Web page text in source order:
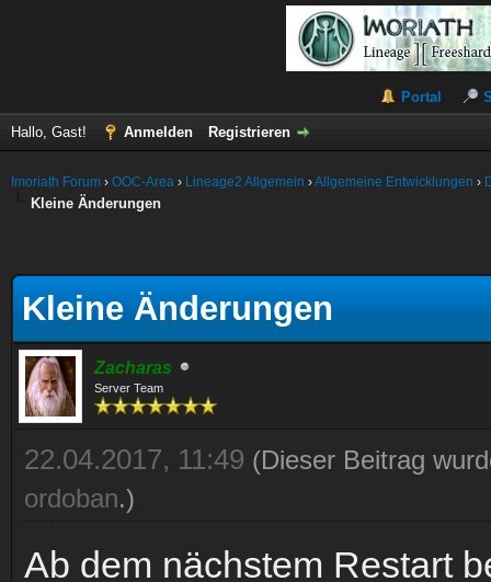
Portal
Hallo, Gast! Anmelden Registrieren
Imoriath Forum › OOC-Area › Lineage2 Allgemein ›Allgemeine Entwicklungen ›
Kleine Änderungen
Kleine Änderungen
Zacharas
Server Team
22.04.2017, 11:49 (Dieser Beitrag
ordoban.)
Ab dem nächstem Restart